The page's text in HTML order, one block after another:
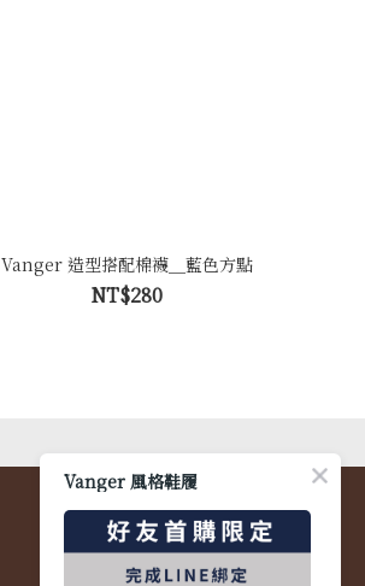
Vanger 造型搭配棉襪＿藍色方點
NT$280
Vanger 風格鞋履